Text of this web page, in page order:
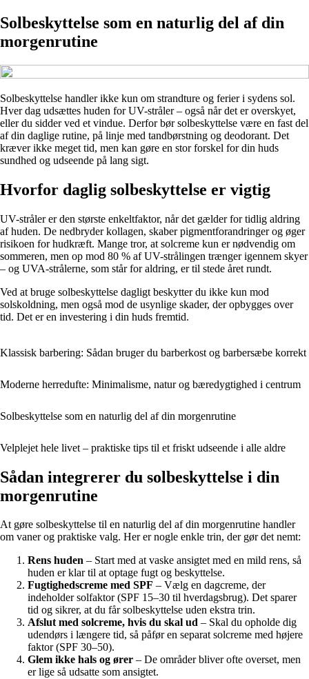
Solbeskyttelse som en naturlig del af din
morgenrutine
Solbeskyttelse handler ikke kun om strandture og ferier i sydens sol.
Hver dag udsættes huden for UV-stråler – også når det er overskyet,
eller du sidder ved et vindue. Derfor bør solbeskyttelse være en fast del
af din daglige rutine, på linje med tandbørstning og deodorant. Det
kræver ikke meget tid, men kan gøre en stor forskel for din huds
sundhed og udseende på lang sigt.
Hvorfor daglig solbeskyttelse er vigtig
UV-stråler er den største enkeltfaktor, når det gælder for tidlig aldring
af huden. De nedbryder kollagen, skaber pigmentforandringer og øger
risikoen for hudkræft. Mange tror, at solcreme kun er nødvendig om
sommeren, men op mod 80 % af UV-strålingen trænger igennem skyer
– og UVA-strålerne, som står for aldring, er til stede året rundt.
Ved at bruge solbeskyttelse dagligt beskytter du ikke kun mod
solskoldning, men også mod de usynlige skader, der opbygges over
tid. Det er en investering i din huds fremtid.
Klassisk barbering: Sådan bruger du barberkost og barbersæbe korrekt
Moderne herredufte: Minimalisme, natur og bæredygtighed i centrum
Solbeskyttelse som en naturlig del af din morgenrutine
Velplejet hele livet – praktiske tips til et friskt udseende i alle aldre
Sådan integrerer du solbeskyttelse i din
morgenrutine
At gøre solbeskyttelse til en naturlig del af din morgenrutine handler
om vaner og praktiske valg. Her er nogle enkle trin, der gør det nemt:
Rens huden – Start med at vaske ansigtet med en mild rens, så
huden er klar til at optage fugt og beskyttelse.
Fugtighedscreme med SPF – Vælg en dagcreme, der
indeholder solfaktor (SPF 15–30 til hverdagsbrug). Det sparer
tid og sikrer, at du får solbeskyttelse uden ekstra trin.
Afslut med solcreme, hvis du skal ud – Skal du opholde dig
udendørs i længere tid, så påfør en separat solcreme med højere
faktor (SPF 30–50).
Glem ikke hals og ører – De områder bliver ofte overset, men
er lige så udsatte som ansigtet.